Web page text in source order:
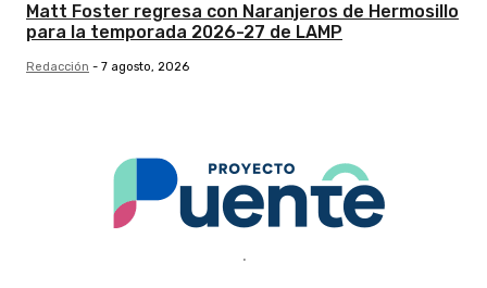
Matt Foster regresa con Naranjeros de Hermosillo
para la temporada 2026-27 de LAMP
Redacción - 7 agosto, 2026
.